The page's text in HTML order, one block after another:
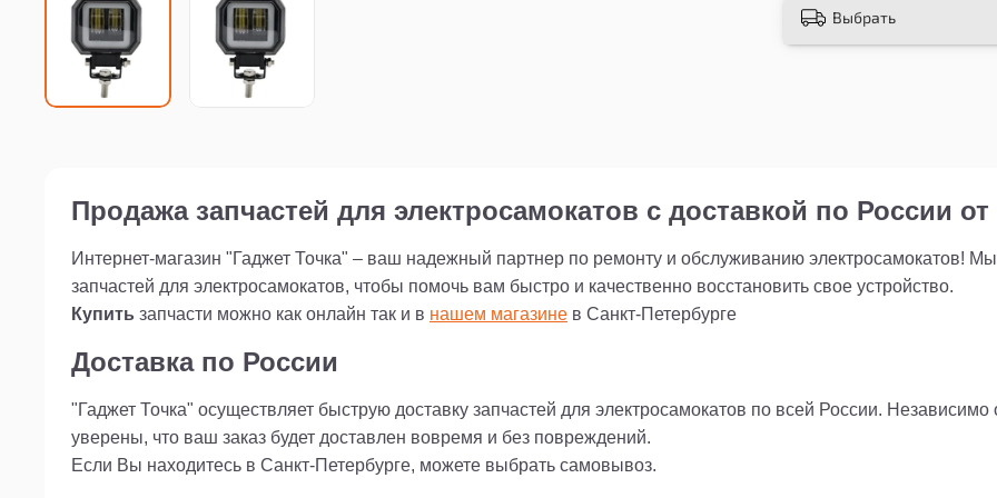
электросамоката
безопасной поездкой!
Выбрать
Продажа запчастей для электросамокатов с доставкой по России
Интернет-магазин "Гаджет Точка" – ваш надежный партнер по ремонту и обслуживанию электросамокатов!
запчастей для электросамокатов, чтобы помочь вам быстро и качественно восстановить свое устройство.
Купить запчасти можно как онлайн так и в нашем магазине в Санкт-Петербурге
Доставка по России
"Гаджет Точка" осуществляет быструю доставку запчастей для электросамокатов по всей России.
уверены, что ваш заказ будет доставлен вовремя и без повреждений.
Если Вы находитесь в Санкт-Петербурге, можете выбрать самовывоз.